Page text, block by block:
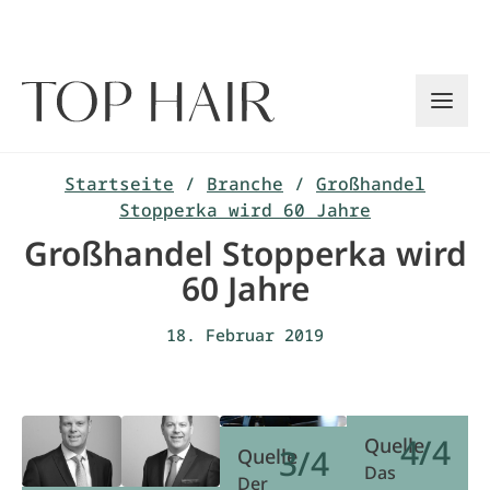
Startseite / Branche / Großhandel
Stopperka wird 60 Jahre
Großhandel Stopperka wird
60 Jahre
18. Februar 2019
3/4
Quelle
Der
4/4
Quelle
Das